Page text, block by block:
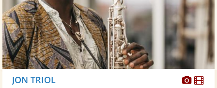
JON TRIOL